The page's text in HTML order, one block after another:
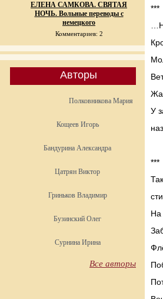
ЕЛЕНА САМКОВА. СВЯТАЯ
НОЧЬ. Вольные переводы с
немецкого
Комментариев: 2
Авторы
Полковникова Мария
Кощеев Игорь
Бандурина Александра
Цатрян Виктор
Гриньков Владимир
Бузинский Олег
Сурнина Ирина
Все авторы
***
У
***
На